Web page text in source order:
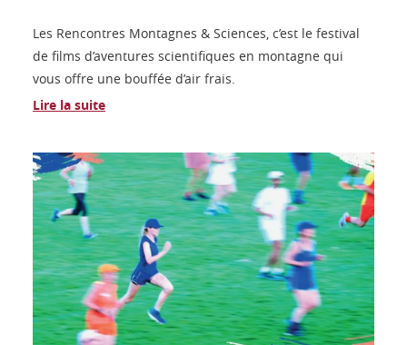
Les Rencontres Montagnes & Sciences, c’est le festival
de films d’aventures scientifiques en montagne qui
vous offre une bouffée d’air frais.
Lire la suite